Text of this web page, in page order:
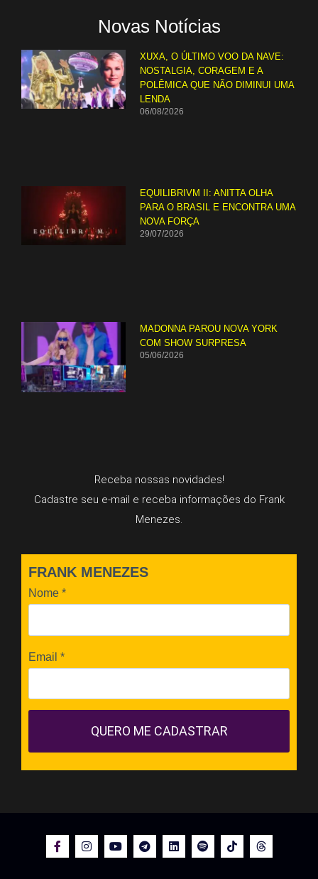
Novas Notícias
XUXA, O ÚLTIMO VOO DA NAVE:
NOSTALGIA, CORAGEM E A
POLÊMICA QUE NÃO DIMINUI UMA
LENDA
06/08/2026
EQUILIBRIVM II: ANITTA OLHA
PARA O BRASIL E ENCONTRA UMA
NOVA FORÇA
29/07/2026
MADONNA PAROU NOVA YORK
COM SHOW SURPRESA
05/06/2026
Receba nossas novidades!
Cadastre seu e-mail e receba informações do Frank
Menezes.
FRANK MENEZES
Nome *
Email *
QUERO ME CADASTRAR